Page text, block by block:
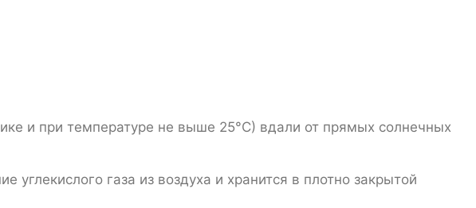
и при температуре не выше 25°С) вдали от прямых солнечных
газа из воздуха и хранится в плотно закрытой